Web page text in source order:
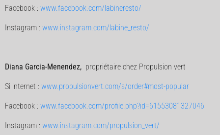
Facebook : www.facebook.com/labineresto/
Instagram : www.instagram.com/labine_resto/
Diana Garcia-Menendez, propriétaire chez Propulsion vert
Si internet : www.propulsionvert.com/s/order#most-popular
Facebook : www.facebook.com/profile.php?id=61553081327046
Instagram : www.instagram.com/propulsion_vert/